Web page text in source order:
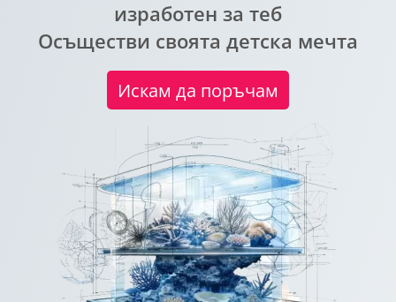
изработен за теб
Осъществи своята детска мечта
Искам да поръчам